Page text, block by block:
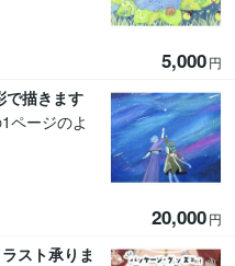
5,000円
で描きます
ページのよ
20,000円
スト承りま